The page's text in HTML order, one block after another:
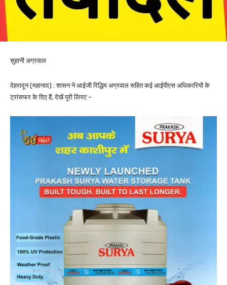
सुहानी अग्रवाल
देहरादून (महानाद) : शासन ने आईजी रिद्धिम अग्रवाल सहित कई आईपीएस अधिकारियों के
ट्रांसफर के दिए हैं, देखें पूरी लिस्ट –